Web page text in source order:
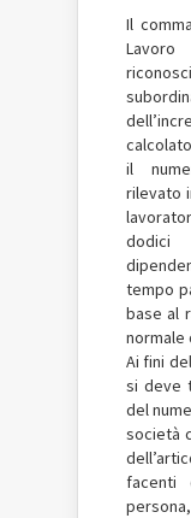
Il
il
rilevato
dodici
tempo
base al
normale
Ai fini
si deve
del
società
facenti